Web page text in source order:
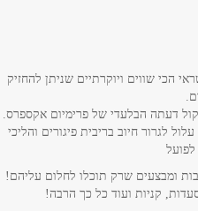
הכי שווים ויוקרתיים שניתן להחזיק
דעתה הבלעדי של פרימיום אקספרס.
לגרור חיוב בריבית פיגורים והליכי
ומבצעים שרק תוכלו לחלום עליהם!
קניות ועוד כל כך הרבה!